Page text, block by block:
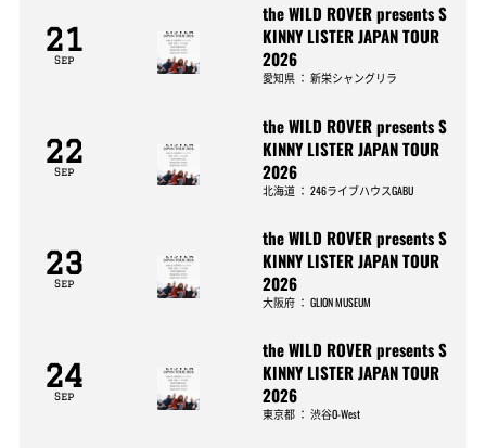
21
Sep
the WILD ROVER presents S
KINNY LISTER JAPAN TOUR
2026
愛知県 ：新栄シャングリラ
22
Sep
the WILD ROVER presents S
KINNY LISTER JAPAN TOUR
2026
北海道 ：246ライブハウスGABU
23
Sep
the WILD ROVER presents S
KINNY LISTER JAPAN TOUR
2026
大阪府 ：GLION MUSEUM
24
Sep
the WILD ROVER presents S
KINNY LISTER JAPAN TOUR
2026
東京都 ：渋谷O-West